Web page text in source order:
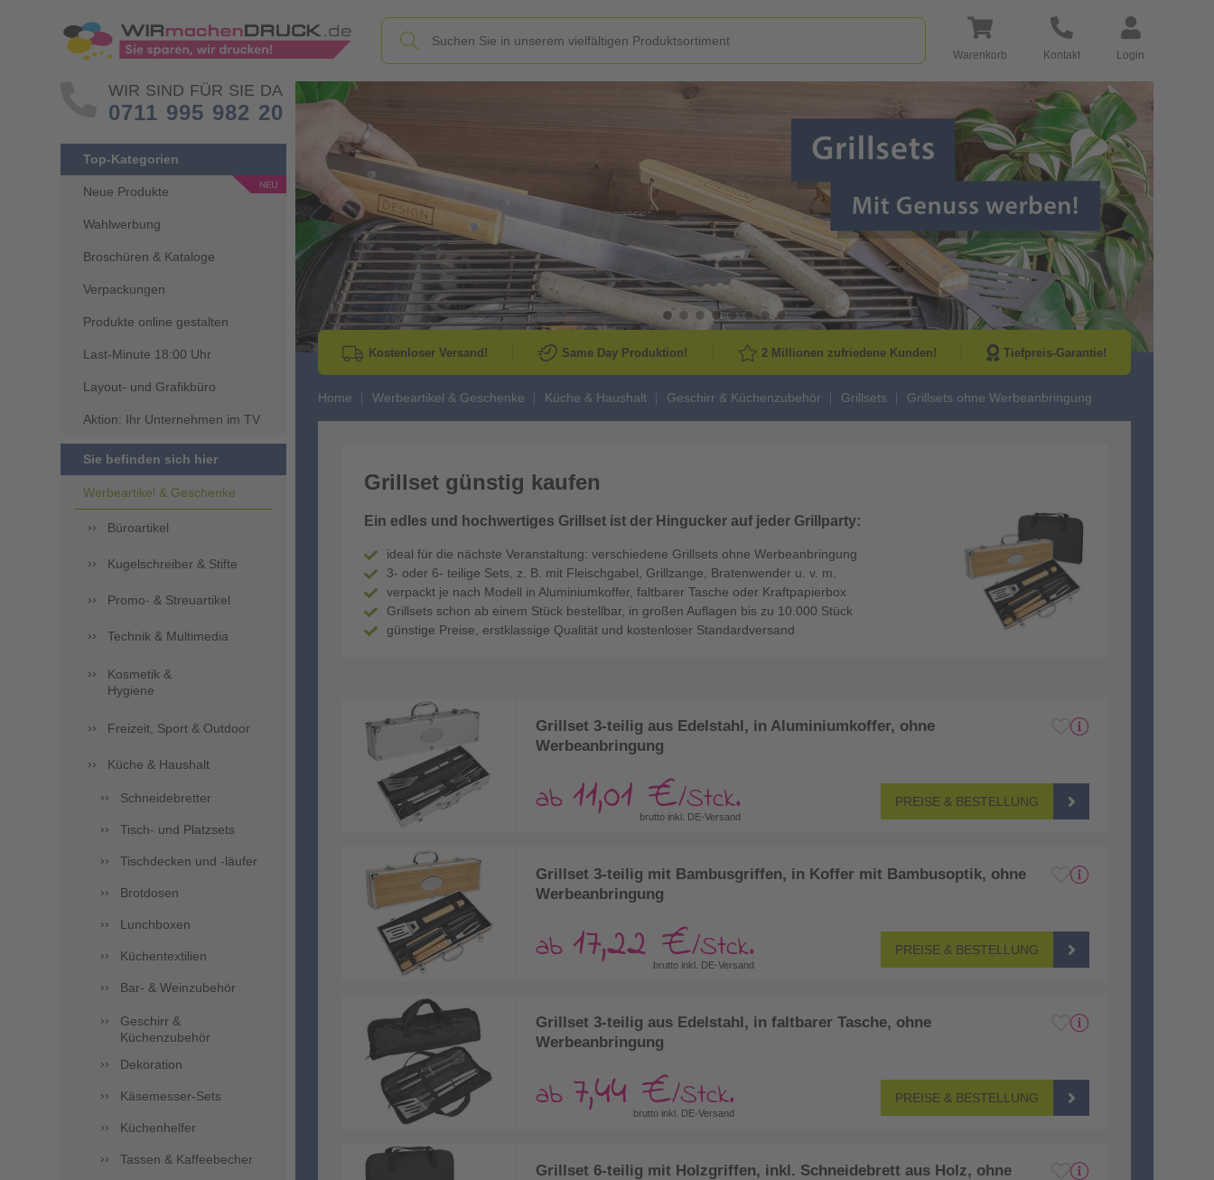
Warenkorb Kontakt Login
WIR SIND FÜR SIE DA
0711 995 982 20
Top-Kategorien
Neue Produkte
Wahlwerbung
Broschüren & Kataloge
Verpackungen
Produkte online gestalten
Last-Minute 18:00 Uhr
Layout- und Grafikbüro
Aktion: Ihr Unternehmen im TV
Sie befinden sich hier
Werbeartikel & Geschenke
Büroartikel
Kugelschreiber & Stifte
Promo- & Streuartikel
Technik & Multimedia
Kosmetik &
Hygiene
Freizeit, Sport & Outdoor
Küche & Haushalt
Schneidebretter
Tisch- und Platzsets
Tischdecken und -läufer
Brotdosen
Lunchboxen
Küchentextilien
Bar- & Weinzubehör
Geschirr &
Küchenzubehör
Dekoration
Käsemesser-Sets
Küchenhelfer
Tassen & Kaffeebecher
Go to Previous Slide Go to Next
Kostenloser Versand! Same Day Produktion! 2 Millionen zufriedene Kunden! Tiefpreis-Garantie!
Home Werbeartikel & Geschenke Küche & Haushalt Geschirr & Küchenzubehör Grillsets Grillsets ohne Werbeanbringung
Grillset günstig kaufen
Ein edles und hochwertiges Grillset ist der Hingucker auf jeder Grillparty:
ideal für die nächste Veranstaltung: verschiedene Grillsets ohne Werbeanbringung
3- oder 6- teilige Sets, z. B. mit Fleischgabel, Grillzange, Bratenwender u. v. m.
verpackt je nach Modell in Aluminiumkoffer, faltbarer Tasche oder Kraftpapierbox
Grillsets schon ab einem Stück bestellbar, in großen Auflagen bis zu 10.000 Stück
günstige Preise, erstklassige Qualität und kostenloser Standardversand
Grillset 3-teilig aus Edelstahl, in Aluminiumkoffer, ohne
Werbeanbringung
ab 11,01 €/Stck.
brutto inkl. DE-Versand
PREISE & BESTELLUNG
Grillset 3-teilig mit Bambusgriffen, in Koffer mit Bambusoptik, ohne
Werbeanbringung
ab 17,22 €/Stck.
brutto inkl. DE-Versand
PREISE & BESTELLUNG
Grillset 3-teilig aus Edelstahl, in faltbarer Tasche, ohne
Werbeanbringung
ab 7,44 €/Stck.
brutto inkl. DE-Versand
PREISE & BESTELLUNG
Grillset 6-teilig mit Holzgriffen, inkl. Schneidebrett aus Holz, ohne